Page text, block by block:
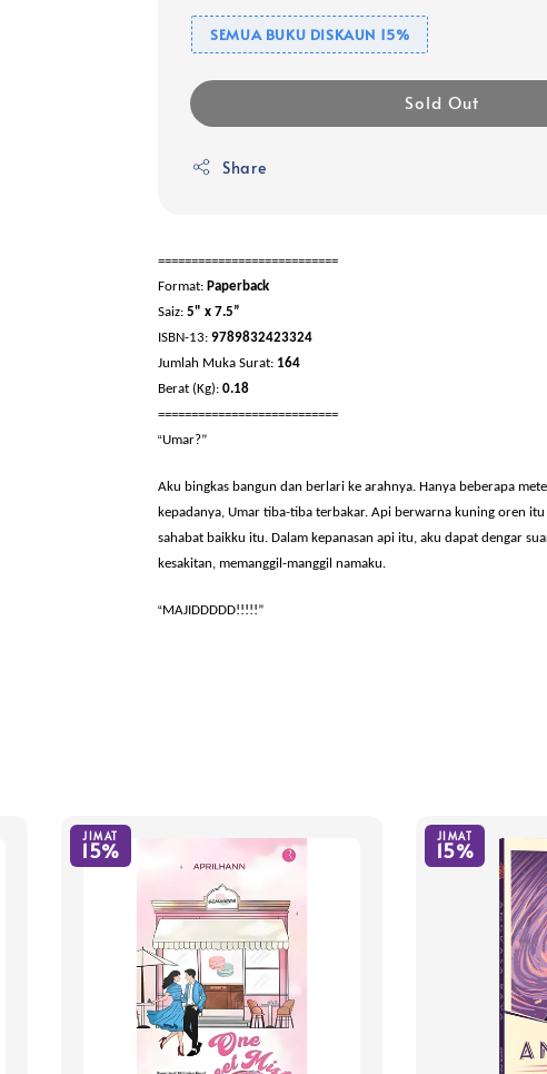
SEMUA BUKU DISKAUN 15%
Sold Out
Share
===========================
Format: Paperback
Saiz:5" x 7.5”
ISBN-13:9789832423324
Jumlah Muka Surat: 164
Berat (Kg):0.18
===========================
“Umar?”
Aku bingkas bangun dan berlari ke arahnya. Hanya beberapa
kepadanya, Umar tiba-tiba terbakar. Api berwarna kuning oren
sahabat baikku itu. Dalam kepanasan api itu, aku dapat dengar
kesakitan, memanggil-manggil namaku.
“MAJIDDDDD!!!!!”
JIMAT
15%
JIMAT
15%